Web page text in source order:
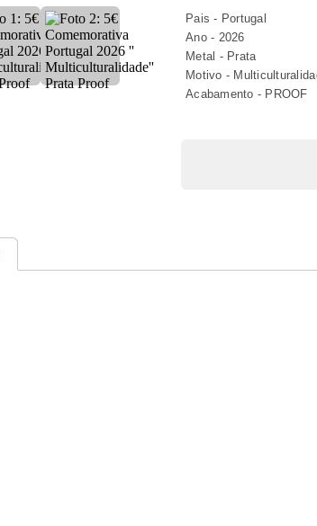
Pais - Portugal
Ano - 2026
Metal - Prata
Motivo -
Acabamento - PROOF